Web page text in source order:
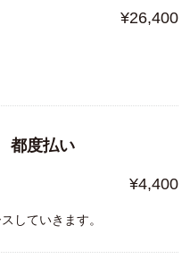
¥26,400
都度払い
¥4,400
していきます。